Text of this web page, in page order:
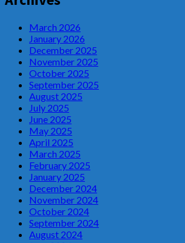
March 2026
January 2026
December 2025
November 2025
October 2025
September 2025
August 2025
July 2025
June 2025
May 2025
April 2025
March 2025
February 2025
January 2025
December 2024
November 2024
October 2024
September 2024
August 2024